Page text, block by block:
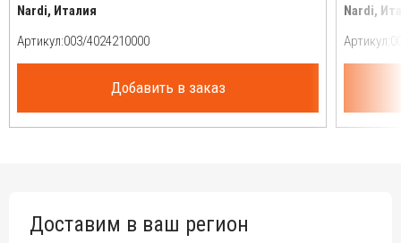
Nardi, Италия
Артикул:
Добавить в заказ
Nardi,
Артикул:
Доставим в ваш регион